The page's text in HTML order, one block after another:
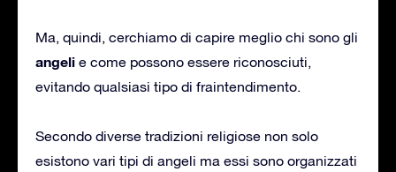
Ma, quindi, cerchiamo di capire meglio chi sono gli
angeli e come possono essere riconosciuti,
evitando qualsiasi tipo di fraintendimento.
Secondo diverse tradizioni religiose non solo
esistono vari tipi di angeli ma essi sono organizzati